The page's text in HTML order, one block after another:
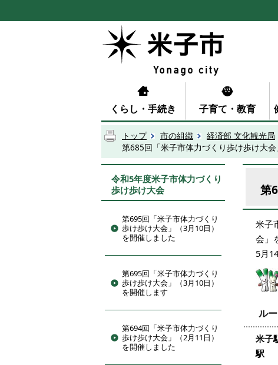
くらし・手続き 子育て・教育
トップ 市の組織 経済部 文化観光局
第685回「米子市体力づくり歩け歩け大
令和5年度米子市体力づくり
歩け歩け大会
第695回「米子市体力づくり
歩け歩け大会」（3月10日）
を開催しました
第695回「米子市体力づくり
歩け歩け大会」（3月10日）
を開催します
第694回「米子市体力づくり
歩け歩け大会」（2月11日）
を開催しました
第
米子
会」
5月
ル
米子
駅